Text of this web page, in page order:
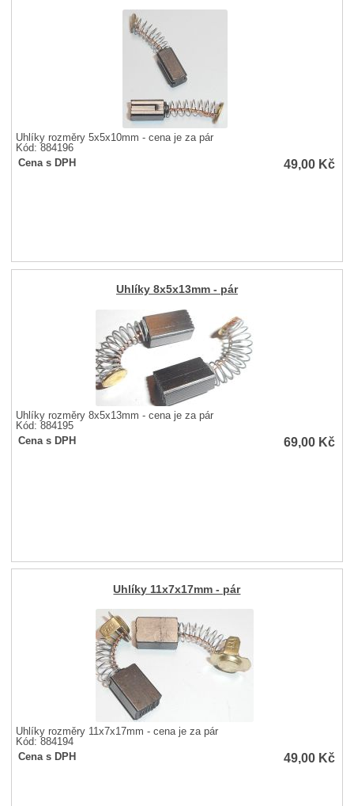
Uhlíky rozměry 5x5x10mm - cena je za pár
Kód: 884196
Cena s DPH
49,00 Kč
Uhlíky 8x5x13mm - pár
Uhlíky rozměry 8x5x13mm - cena je za pár
Kód: 884195
Cena s DPH
69,00 Kč
Uhlíky 11x7x17mm - pár
Uhlíky rozměry 11x7x17mm - cena je za pár
Kód: 884194
Cena s DPH
49,00 Kč